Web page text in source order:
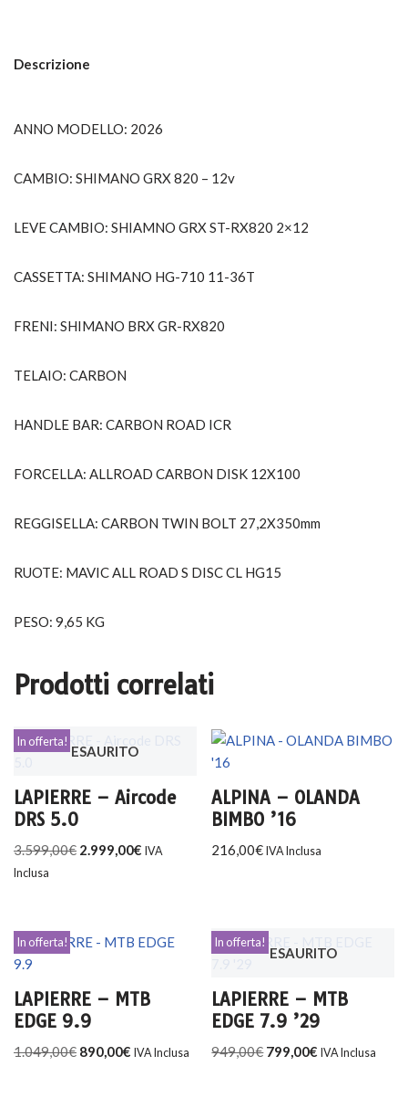
Descrizione
ANNO MODELLO: 2026
CAMBIO: SHIMANO GRX 820 – 12v
LEVE CAMBIO: SHIAMNO GRX ST-RX820 2×12
CASSETTA: SHIMANO HG-710 11-36T
FRENI: SHIMANO BRX GR-RX820
TELAIO: CARBON
HANDLE BAR: CARBON ROAD ICR
FORCELLA: ALLROAD CARBON DISK 12X100
REGGISELLA: CARBON TWIN BOLT 27,2X350mm
RUOTE: MAVIC ALL ROAD S DISC CL HG15
PESO: 9,65 KG
Prodotti correlati
ESAURITO
In offerta!
LAPIERRE – Aircode
DRS 5.0
3.599,00€ 2.999,00€ IVA
Inclusa
ALPINA – OLANDA
BIMBO ’16
216,00€ IVA Inclusa
In offerta!
LAPIERRE – MTB
EDGE 9.9
1.049,00€ 890,00€ IVA Inclusa
ESAURITO
In offerta!
LAPIERRE – MTB
EDGE 7.9 ’29
949,00€ 799,00€ IVA Inclusa